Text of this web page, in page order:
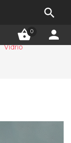
0 

Vidrio